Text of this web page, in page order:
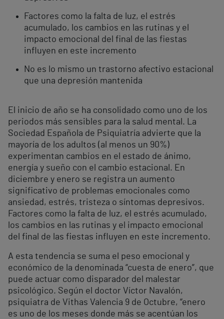
Factores como la falta de luz, el estrés
acumulado, los cambios en las rutinas y el
impacto emocional del final de las fiestas
influyen en este incremento
No es lo mismo un trastorno afectivo estacional
que una depresión mantenida
El inicio de año se ha consolidado como uno de los
periodos más sensibles para la salud mental. La
Sociedad Española de Psiquiatría advierte que la
mayoría de los adultos (al menos un 90%)
experimentan cambios en el estado de ánimo,
energía y sueño con el cambio estacional. En
diciembre y enero se registra un aumento
significativo de problemas emocionales como
ansiedad, estrés, tristeza o síntomas depresivos.
Factores como la falta de luz, el estrés acumulado,
los cambios en las rutinas y el impacto emocional
del final de las fiestas influyen en este incremento.
A esta tendencia se suma el peso emocional y
económico de la denominada “cuesta de enero”, que
puede actuar como disparador del malestar
psicológico. Según el doctor Víctor Navalón,
psiquiatra de Vithas Valencia 9 de Octubre, “enero
es uno de los meses donde más se acentúan los